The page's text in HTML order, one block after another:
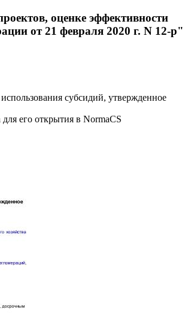
оценке эффективности
от 21 февраля 2020 г. N 12-р"
субсидий, утвержденное
его открытия в NormaCS